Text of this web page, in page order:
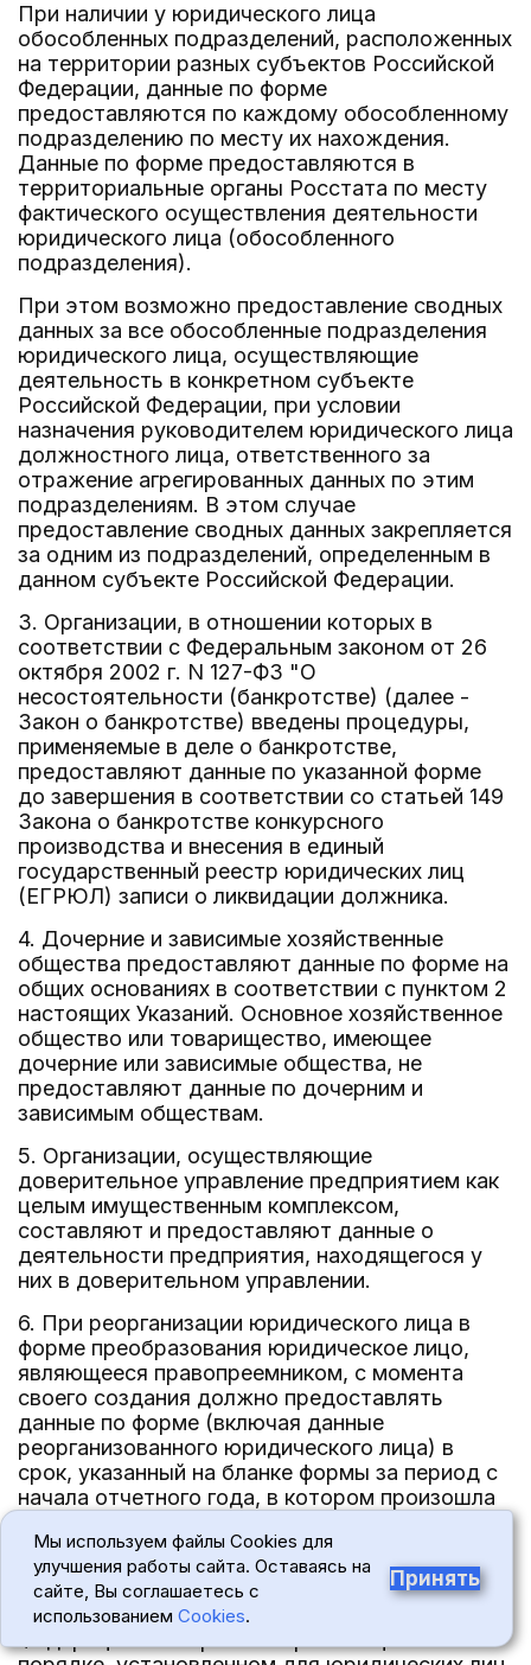
При наличии у юридического лица
обособленных подразделений, расположенных
на территории разных субъектов Российской
Федерации, данные по форме
предоставляются по каждому обособленному
подразделению по месту их нахождения.
Данные по форме предоставляются в
территориальные органы Росстата по месту
фактического осуществления деятельности
юридического лица (обособленного
подразделения).
При этом возможно предоставление сводных
данных за все обособленные подразделения
юридического лица, осуществляющие
деятельность в конкретном субъекте
Российской Федерации, при условии
назначения руководителем юридического лица
должностного лица, ответственного за
отражение агрегированных данных по этим
подразделениям. В этом случае
предоставление сводных данных закрепляется
за одним из подразделений, определенным в
данном субъекте Российской Федерации.
3. Организации, в отношении которых в
соответствии с Федеральным законом от 26
октября 2002 г. N 127-ФЗ "О
несостоятельности (банкротстве) (далее -
Закон о банкротстве) введены процедуры,
применяемые в деле о банкротстве,
предоставляют данные по указанной форме
до завершения в соответствии со статьей 149
Закона о банкротстве конкурсного
производства и внесения в единый
государственный реестр юридических лиц
(ЕГРЮЛ) записи о ликвидации должника.
4. Дочерние и зависимые хозяйственные
общества предоставляют данные по форме на
общих основаниях в соответствии с пунктом 2
настоящих Указаний. Основное хозяйственное
общество или товарищество, имеющее
дочерние или зависимые общества, не
предоставляют данные по дочерним и
зависимым обществам.
5. Организации, осуществляющие
доверительное управление предприятием как
целым имущественным комплексом,
составляют и предоставляют данные о
деятельности предприятия, находящегося у
них в доверительном управлении.
6. При реорганизации юридического лица в
форме преобразования юридическое лицо,
являющееся правопреемником, с момента
своего создания должно предоставлять
данные по форме (включая данные
реорганизованного юридического лица) в
срок, указанный на бланке формы за период с
начала отчетного года, в котором произошла
7. Данные по форме предоставляют также
филиалы, представительства и подразделения,
действующих на территории Российской
Мы используем файлы Cookies для
улучшения работы сайта. Оставаясь на
сайте, Вы соглашаетесь с
использованием Cookies.
Принять